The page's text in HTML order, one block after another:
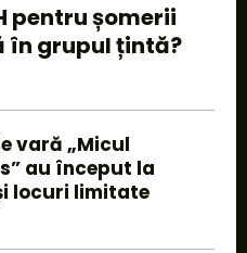
pentru șomerii
în grupul țintă?
vară „Micul
au început la
locuri limitate